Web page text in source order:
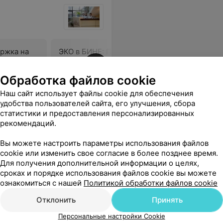
на
с
ЭКО в БИНЕ: Поддержка на
проблемам, связанным с
бесплодием
35 руб.
руках! Мне посоветовали ее, я советую ее теперь всем! Должны все знать хорошего доктора! Еще
Обработка файлов cookie
Наш сайт использует файлы cookie для обеспечения
удобства пользователей сайта, его улучшения, сбора
статистики и предоставления персонализированных
рекомендаций.
Вы можете настроить параметры использования файлов
cookie или изменить свое согласие в более позднее время.
Для получения дополнительной информации о целях,
сроках и порядке использования файлов cookie вы можете
ознакомиться с нашей Политикой обработки файлов cookie
Отклонить
Принять
Персональные настройки Cookie